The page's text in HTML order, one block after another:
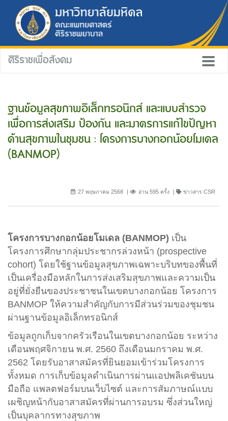
ศิริราชเพื่อสังคม
ฐานข้อมูลสุขภาพอิเล็กทรอนิกส์ และแบบสำรวจ
เพื่อการส่งเสริม ป้องกัน และมาตรการแก้ไขปัญหา
ด้านสุขภาพในชุมชน : โครงการบางกอกน้อยโมเดล
(BANMOP)
27 พฤษภาคม 2568 อ่าน 595 ครั้ง ข่าวสาร CSR
โครงการบางกอกน้อยโมเดล (BANMOP) เป็น
โครงการศึกษากลุ่มประชากรล่วงหน้า (prospective
cohort) โดยใช้ฐานข้อมูลสุขภาพเฉพาะบริบทของพื้นที่
เป็นเครื่องมือหลักในการส่งเสริมสุขภาพและความเป็น
อยู่ที่ยั่งยืนของประชาชนในเขตบางกอกน้อย โครงการ
BANMOP ให้ความสำคัญกับการมีส่วนร่วมของชุมชน
ผ่านฐานข้อมูลอิเล็กทรอนิกส์
ข้อมูลถูกเก็บจากครัวเรือนในเขตบางกอกน้อย ระหว่าง
เดือนพฤศจิกายน พ.ศ. 2560 ถึงเดือนมกราคม พ.ศ.
2562 โดยรับอาสาสมัครที่ยินยอมเข้าร่วมโครงการ
ทั้งหมด การเก็บข้อมูลดำเนินการผ่านแอปพลิเคชันบน
มือถือ แพลตฟอร์มบนเว็บไซต์ และการสัมภาษณ์แบบ
เผชิญหน้ากับอาสาสมัครที่ผ่านการอบรม ซึ่งส่วนใหญ่
เป็นบุคลากรทางสุขภาพ